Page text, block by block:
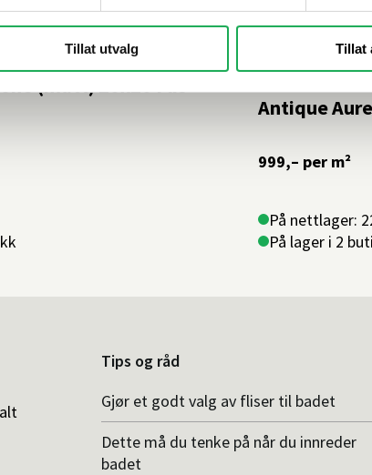
Tillat utvalg Tillat
(matt) 20x20 Flis
Antique
999,– per m²
På nettlager:
På lager i 2
Tips og råd
Gjør et godt valg av fliser til badet
Dette må du tenke på når du innreder
badet